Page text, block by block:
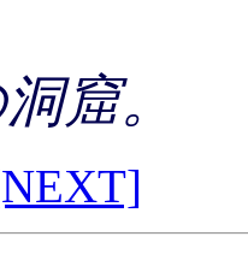
窟。